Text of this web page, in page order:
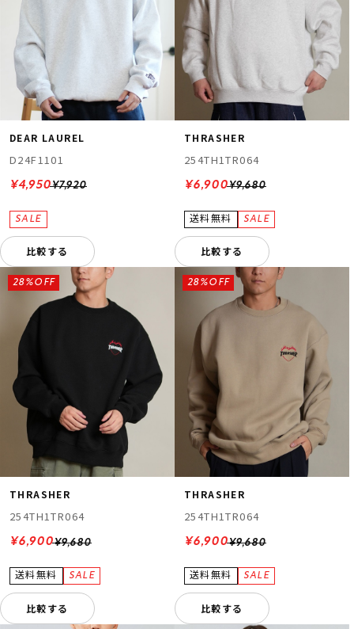
DEAR LAUREL
D24F1101
¥7,920
¥4,950
比較する
THRASHER
254TH1TR064
¥9,680
¥6,900
比較する
THRASHER
254TH1TR064
¥9,680
28%OFF
¥6,900
比較する
THRASHER
254TH1TR064
¥9,680
28%OFF
¥6,900
比較する